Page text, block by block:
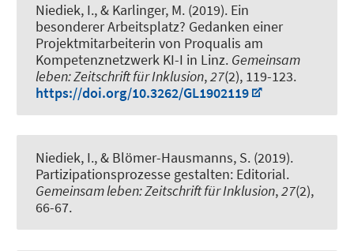
Niediek, I., & Karlinger, M. (2019). Ein
besonderer Arbeitsplatz? Gedanken einer
Projektmitarbeiterin von Proqualis am
Kompetenznetzwerk KI-I in Linz. Gemeinsam
leben: Zeitschrift für Inklusion,27(2), 119-123.
https://doi.org/10.3262/GL1902119
Niediek, I., & Blömer-Hausmanns, S. (2019).
Partizipationsprozesse gestalten: Editorial.
Gemeinsam leben: Zeitschrift für Inklusion,27(2),
66-67.